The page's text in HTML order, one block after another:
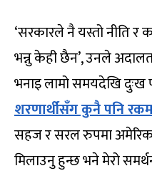
‘सरकारले नै यस्तो नीति
भन्नु केही छैन’, उनले
भनाइ लामो समयदेखि दुःख
शरणार्थीसँग कुनै पनि
सहज र सरल रुपमा
मिलाउनु हुन्छ भने मेरो